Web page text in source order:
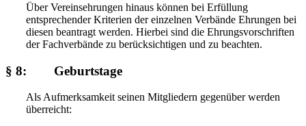
Über Vereinsehrungen hinaus können bei Erfüllung
entsprechender Kriterien der einzelnen Verbände Ehrungen bei
diesen beantragt werden. Hierbei sind die Ehrungsvorschriften
der Fachverbände zu berücksichtigen und zu beachten.
§ 8: Geburtstage
Als Aufmerksamkeit seinen Mitgliedern gegenüber werden
überreicht: